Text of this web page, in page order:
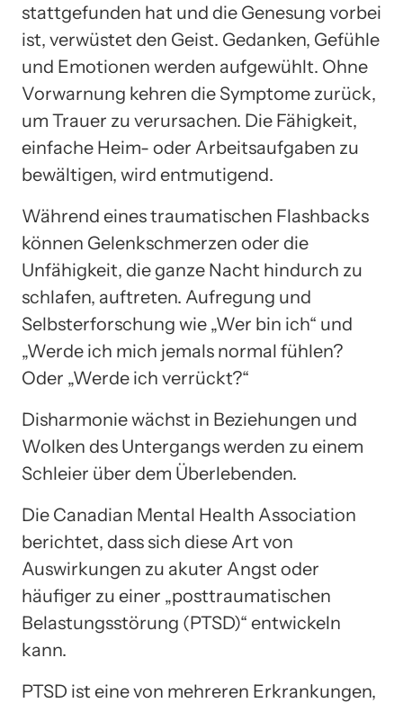
stattgefunden hat und die Genesung vorbei
ist, verwüstet den Geist. Gedanken, Gefühle
und Emotionen werden aufgewühlt. Ohne
Vorwarnung kehren die Symptome zurück,
um Trauer zu verursachen. Die Fähigkeit,
einfache Heim- oder Arbeitsaufgaben zu
bewältigen, wird entmutigend.
Während eines traumatischen Flashbacks
können Gelenkschmerzen oder die
Unfähigkeit, die ganze Nacht hindurch zu
schlafen, auftreten. Aufregung und
Selbsterforschung wie „Wer bin ich“ und
„Werde ich mich jemals normal fühlen?
Oder „Werde ich verrückt?“
Disharmonie wächst in Beziehungen und
Wolken des Untergangs werden zu einem
Schleier über dem Überlebenden.
Die Canadian Mental Health Association
berichtet, dass sich diese Art von
Auswirkungen zu akuter Angst oder
häufiger zu einer „posttraumatischen
Belastungsstörung (PTSD)“ entwickeln
kann.
PTSD ist eine von mehreren Erkrankungen,